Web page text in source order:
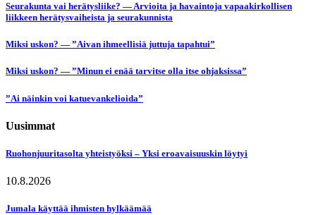
Seurakunta vai herätysliike? — Arvioita ja havaintoja vapaakirkollisen
liikkeen herätysvaiheista ja seurakunnista
Miksi uskon? — ”Aivan ihmeellisiä juttuja tapahtui”
Miksi uskon? — ”Minun ei enää tarvitse olla itse ohjaksissa”
”Ai näinkin voi katuevankelioida”
Uusimmat
Ruohonjuuritasolta yhteistyöksi – Yksi eroavaisuuskin löytyi
10.8.2026
Jumala käyttää ihmisten hylkäämää